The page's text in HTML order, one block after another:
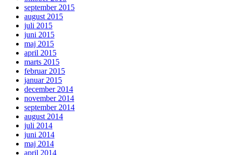
september 2015
august 2015
juli 2015
juni 2015
maj 2015
april 2015
marts 2015
februar 2015
januar 2015
december 2014
november 2014
september 2014
august 2014
juli 2014
juni 2014
maj 2014
april 2014